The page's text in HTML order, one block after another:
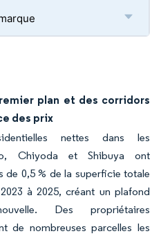
plan et des corridors
des prix
nettes dans les
Chiyoda et Shibuya ont
de 0,5 % de la superficie totale
à 2025, créant un plafond
Des propriétaires
de nombreuses parcelles les